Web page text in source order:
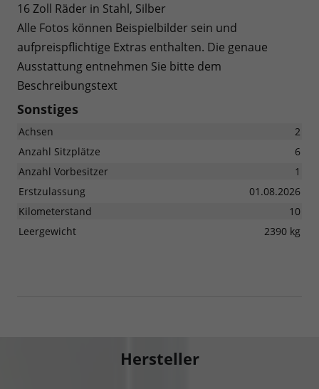
16 Zoll Räder in Stahl, Silber
Alle Fotos können Beispielbilder sein und
aufpreispflichtige Extras enthalten. Die genaue
Ausstattung entnehmen Sie bitte dem
Beschreibungstext
Sonstiges
Achsen
2
Anzahl Sitzplätze
6
Anzahl Vorbesitzer
1
Erstzulassung
01.08.2026
Kilometerstand
10
Leergewicht
2390 kg
Hersteller